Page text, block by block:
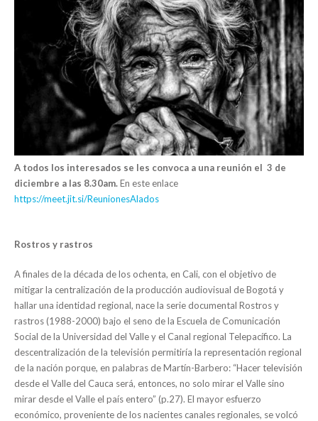
A todos los interesados se les convoca a una reunión el 3 de
diciembre a las 8.30am.En este enlace
https://meet.jit.si/ReunionesAlados
Rostros y rastros
A finales de la década de los ochenta, en Cali, con el objetivo de
mitigar la centralización de la producción audiovisual de Bogotá y
hallar una identidad regional, nace la serie documental Rostros y
rastros (1988-2000) bajo el seno de la Escuela de Comunicación
Social de la Universidad del Valle y el Canal regional Telepacífico. La
descentralización de la televisión permitiría la representación regional
de la nación porque, en palabras de Martín-Barbero: “Hacer televisión
desde el Valle del Cauca será, entonces, no solo mirar el Valle sino
mirar desde el Valle el país entero” (p.27). El mayor esfuerzo
económico, proveniente de los nacientes canales regionales, se volcó